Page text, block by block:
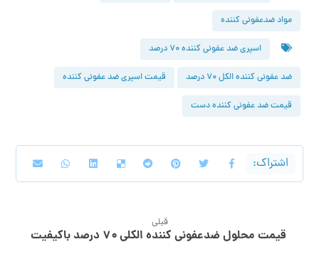
مواد ضدعفونی کننده
اسپری ضد عفونی کننده 70 درصد
ضد عفونی کننده الکل 70 درصد قیمت اسپری ضد عفونی کننده
قیمت ضد عفونی کننده دست
قبلی
قیمت محلول ضدعفونی کننده الکلی ۷۰ درصد باکیفیت